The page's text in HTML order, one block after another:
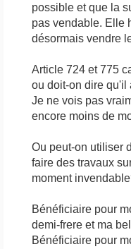
possible et que la
pas vendable. Elle
désormais vendre
Article 724 et 775
ou doit-on dire qu'il
Je ne vois pas
encore moins de
Ou peut-on utiliser
faire des travaux
moment
Bénéficiaire pour
demi-frere et ma
Bénéficiaire pour